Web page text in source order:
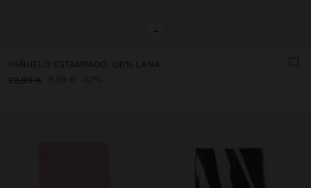
+
PAÑUELO ESTAMPADO 100% LANA
29,99 €
9,99 € 67%